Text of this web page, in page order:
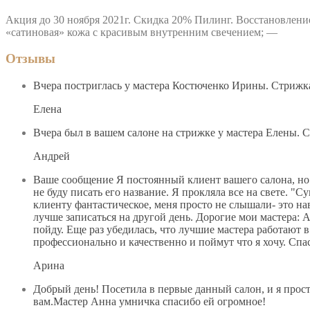
Акция до 30 ноября 2021г. Скидка 20% Пилинг.
«сатиновая» кожа с красивым внутренним свечением; —
Отзывы
Вчера постриглась у мастера Костюченко Ирины.
Елена
Вчера был в вашем салоне на стрижке у мастера Елены.
Андрей
Ваше сообщение Я постоянный клиент вашего салона,
не буду писать его название. Я прокляла все на свете.
клиенту фантастическое, меня просто не слышали- это
лучше записаться на другой день. Дорогие мои
пойду. Еще раз убедилась, что лучшие мастера
профессионально и качественно и поймут что я
Арина
Добрый день! Посетила в первые данный салон, и я
вам.Мастер Анна умничка спасибо ей огромное!